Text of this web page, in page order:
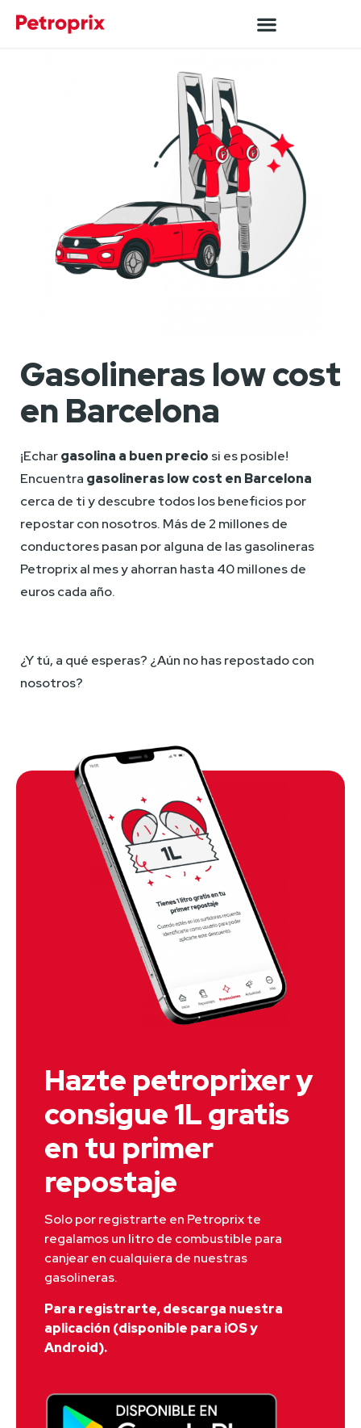
Gasolineras low cost
en Barcelona
¡Echar gasolina a buen precio si es posible!
Encuentra gasolineras low cost en Barcelona
cerca de ti y descubre todos los beneficios por
repostar con nosotros. Más de 2 millones de
conductores pasan por alguna de las gasolineras
Petroprix al mes y ahorran hasta 40 millones de
euros cada año.
¿Y tú, a qué esperas? ¿Aún no has repostado con
nosotros?
Hazte petroprixer y
consigue 1L gratis
en tu primer
repostaje
Solo por registrarte en Petroprix te
regalamos un litro de combustible para
canjear en cualquiera de nuestras
gasolineras.
Para registrarte, descarga nuestra
aplicación (disponible para iOS y
Android).